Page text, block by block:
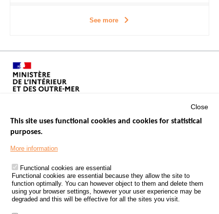
See more
Footer
PROCESSING OF PERSONAL DATA FROM ROAD ACCIDENTS
KNOWLEDGE CENTRE
CALL FOR RESEARCH PROJECTS
Close
This site uses functional cookies and cookies for statistical
purposes.
More information
Functional cookies are essential
Functional cookies are essential because they allow the site to
function optimally. You can however object to them and delete them
using your browser settings, however your user experience may be
degraded and this will be effective for all the sites you visit.